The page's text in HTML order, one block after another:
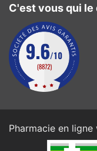
C'est vous qui le
Pharmacie en